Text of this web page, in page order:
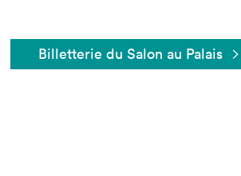
Billetterie du Salon au Palais